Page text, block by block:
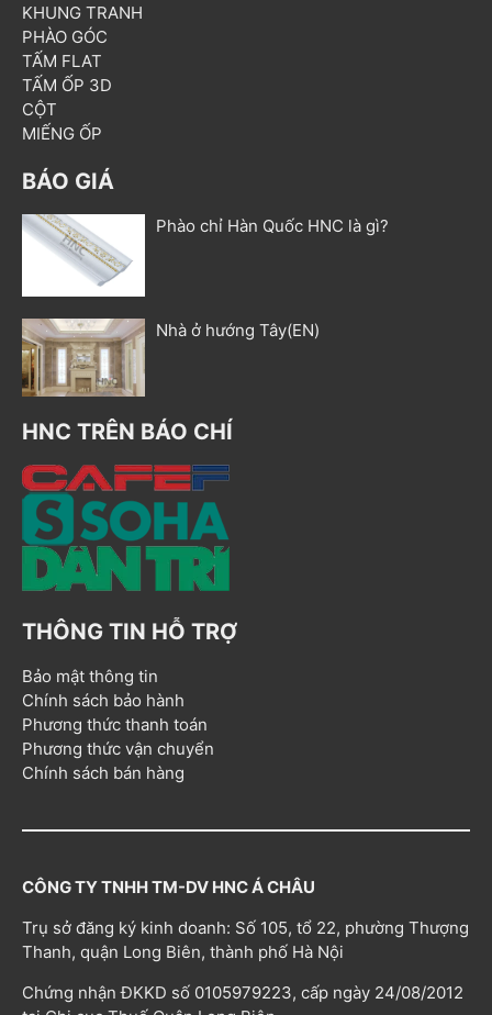
KHUNG TRANH
PHÀO GÓC
TẤM FLAT
TẤM ỐP 3D
CỘT
MIẾNG ỐP
BÁO GIÁ
Phào chỉ Hàn Quốc HNC là gì?
Nhà ở hướng Tây(EN)
HNC TRÊN BÁO CHÍ
THÔNG TIN HỖ TRỢ
Bảo mật thông tin
Chính sách bảo hành
Phương thức thanh toán
Phương thức vận chuyển
Chính sách bán hàng
CÔNG TY TNHH TM-DV HNC Á CHÂU
Trụ sở đăng ký kinh doanh: Số 105, tổ 22, phường Thượng
Thanh, quận Long Biên, thành phố Hà Nội
Chứng nhận ĐKKD số 0105979223, cấp ngày 24/08/2012